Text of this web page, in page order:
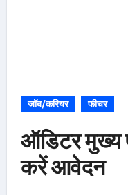
जॉब/करियर फीचर
ऑडिटर मुख्य
करें आवेदन